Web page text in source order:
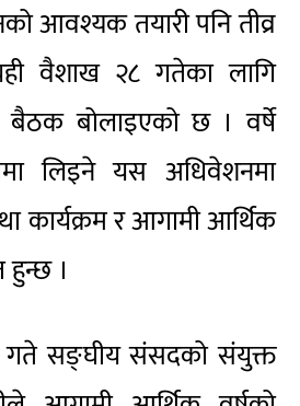
आवश्यक तयारी पनि तीव्र
वैशाख २८ गतेका लागि
बोलाइएको छ । वर्षे
लिइने यस अधिवेशनमा
कार्यक्रम र आगामी आर्थिक
हुन्छ ।
गते सङ्घीय संसदको संयुक्त